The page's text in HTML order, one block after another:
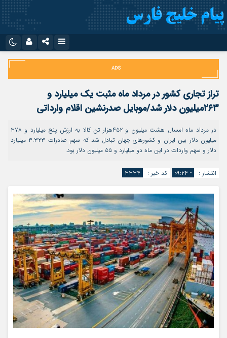
اینستاگرام
تلگرام
سروش
ایتا
آپارات
اپلیکیشن
نام کاربری یا نشانی ایمیل
رمز عبور
مرا به خاطر بسپار
تراز تجاری کشور در مرداد ماه مثبت یک میلیارد و
۲۶۳میلیون دلار شد/موبایل صدرنشین اقلام وارداتی
در مرداد ماه امسال هشت میلیون و ۴۵۲هزار تن کالا به ارزش پنج میلیارد و ۳۷۸
میلیون دلار بین ایران و کشورهای جهان تبادل شد که سهم صادرات ۳.۳۲۳ میلیارد
دلار و سهم واردات در این ماه دو میلیارد و ۵۵ میلیون دلار بود.
انتشار : - ۰۹:۲۴ کد خبر : ۳۳۳۴